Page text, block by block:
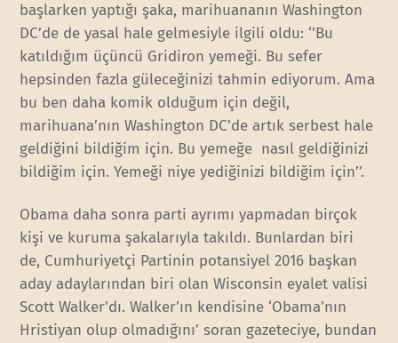
başlarken yaptığı şaka, marihuananın Washington
DC’de de yasal hale gelmesiyle ilgili oldu: ‘’Bu
katıldığım üçüncü Gridiron yemeği. Bu sefer
hepsinden fazla güleceğinizi tahmin ediyorum. Ama
bu ben daha komik olduğum için değil,
marihuana’nın Washington DC’de artık serbest hale
geldiğini bildiğim için. Bu yemeğe nasıl geldiğinizi
bildiğim için. Yemeği niye yediğinizi bildiğim için’’.
Obama daha sonra parti ayrımı yapmadan birçok
kişi ve kuruma şakalarıyla takıldı. Bunlardan biri
de, Cumhuriyetçi Partinin potansiyel 2016 başkan
aday adaylarından biri olan Wisconsin eyalet valisi
Scott Walker’dı. Walker’ın kendisine ‘Obama’nın
Hristiyan olup olmadığını’ soran gazeteciye, bundan